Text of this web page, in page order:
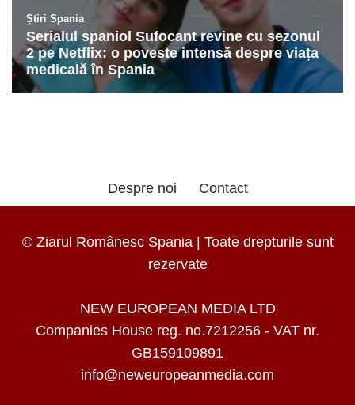
Despre noi Contact
© Ziarul Românesc Spania | Toate drepturile sunt
rezervate
NEW EUROPEAN MEDIA LTD
Companies House reg. no.7212256 - VAT nr.
GB159109891
info@neweuropeanmedia.com